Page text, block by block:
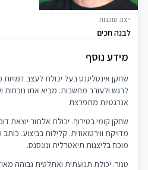
ייצוג סוכנות
לבנה חכים
מידע נוסף
שחקן אינטליגנט בעל יכולת לעצב דמויות
לרגש ולעורר מחשבות. מביא אתו
אנרגטיות מתפרצת.
שחקן קומי בטירוף. יכולת אלתור יוצאת
מדויקת ווירטואוזית. קלילות בביצוע. כותב
מוכח בליצנות תיאטרלית ונונסנס.
טנור. יכולת תנועתית ואתלטית גבוהה